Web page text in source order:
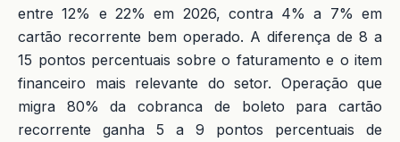
entre 12% e 22% em 2026, contra 4% a 7% em
cartão recorrente bem operado. A diferença de 8 a
15 pontos percentuais sobre o faturamento e o item
financeiro mais relevante do setor. Operação que
migra 80% da cobranca de boleto para cartão
recorrente ganha 5 a 9 pontos percentuais de